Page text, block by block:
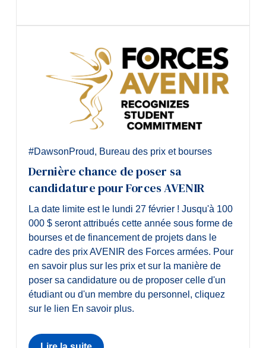
#DawsonProud, Bureau des prix et bourses
Dernière chance de poser sa
candidature pour Forces AVENIR
La date limite est le lundi 27 février ! Jusqu'à 100
000 $ seront attribués cette année sous forme de
bourses et de financement de projets dans le
cadre des prix AVENIR des Forces armées. Pour
en savoir plus sur les prix et sur la manière de
poser sa candidature ou de proposer celle d'un
étudiant ou d'un membre du personnel, cliquez
sur le lien En savoir plus.